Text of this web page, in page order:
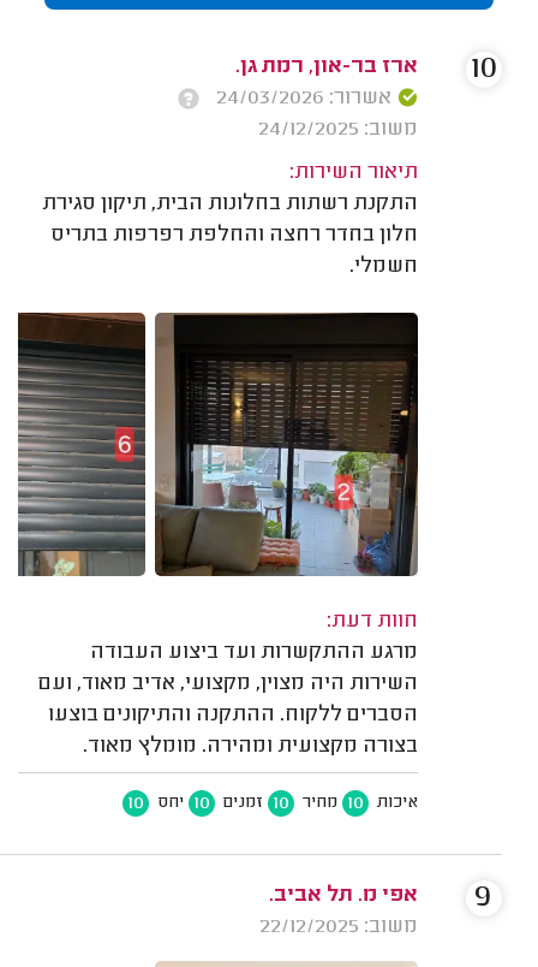
ארז בר-און, רמת גן.
אשרור: 24/03/2026
משוב: 24/12/2025
תיאור השירות:
התקנת רשתות בחלונות הבית, תיקון סגירת
חלון בחדר רחצה והחלפת רפרפות בתריס
חשמלי.
חוות דעת:
מרגע ההתקשרות ועד ביצוע העבודה
השירות היה מצוין, מקצועי, אדיב מאוד, ועם
הסברים ללקוח. ההתקנה והתיקונים בוצעו
בצורה מקצועית ומהירה. מומלץ מאוד.
איכות 10 מחיר 10 זמנים 10 יחס 10
10
אפי מ. תל אביב.
משוב: 22/12/2025
9